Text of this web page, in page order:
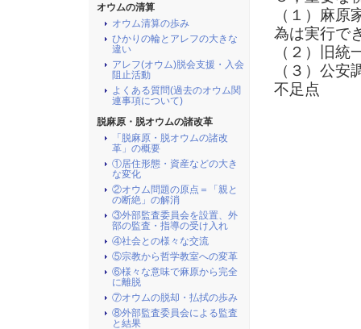
（１）麻
為は実行で
（２）旧
（３）公
不足点
オウムの清算
オウム清算の歩み
ひかりの輪とアレフの大きな
違い
アレフ(オウム)脱会支援・入会
阻止活動
よくある質問(過去のオウム関
連事項について)
脱麻原・脱オウムの諸改革
「脱麻原・脱オウムの諸改
革」の概要
①居住形態・資産などの大き
な変化
②オウム問題の原点＝「親と
の断絶」の解消
③外部監査委員会を設置、外
部の監査・指導の受け入れ
④社会との様々な交流
⑤宗教から哲学教室への変革
⑥様々な意味で麻原から完全
に離脱
⑦オウムの脱却・払拭の歩み
⑧外部監査委員会による監査
と結果